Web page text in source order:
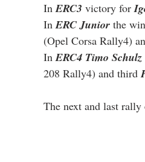
In ERC3 victory for
In ERC Junior the
(Opel Corsa Rally4)
In ERC4 Timo Schulz
208 Rally4) and third
The next and last